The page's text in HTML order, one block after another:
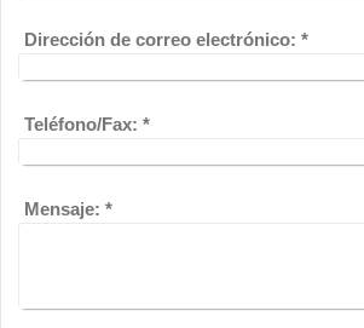
Dirección de correo electrónico: *
Teléfono/Fax: *
Mensaje: *